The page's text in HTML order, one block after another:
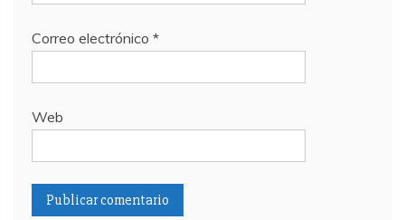
Correo electrónico *
Web